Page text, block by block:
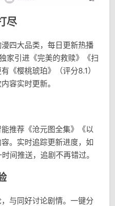
尽
四大品类，每日更新热播
家引进《完美的救赎》《扫
《樱桃琥珀》（评分8.1）
容实时更新。
推荐《沧元图全集》《以
。实时追踪更新进度，如
间推送，追剧不再错过。
与同好讨论剧情。一键分